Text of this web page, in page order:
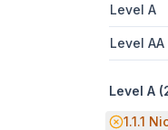
Level A
Level AA
Level A (
1.1.1